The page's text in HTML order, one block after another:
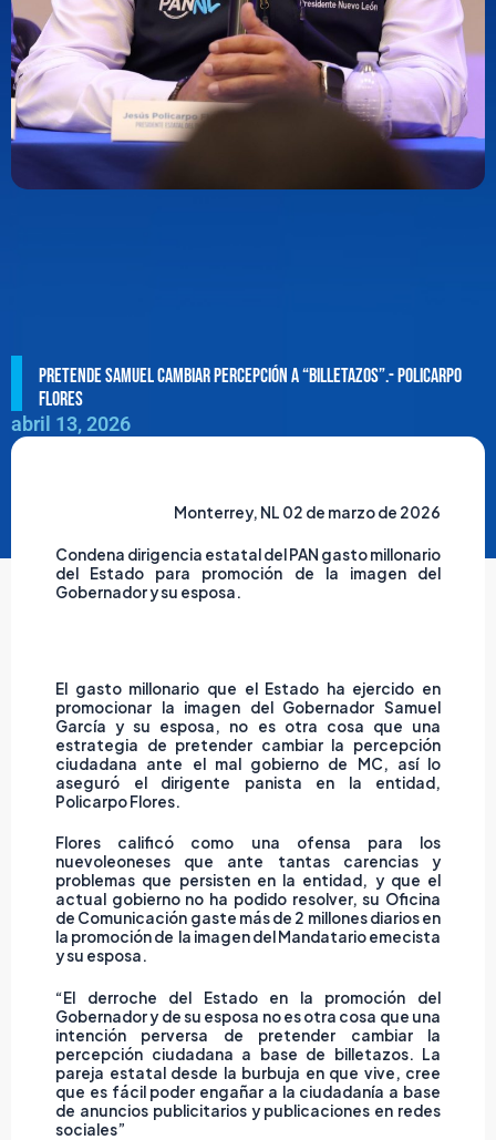
Pretende Samuel cambiar percepción a “billetazos”.- Policarpo
Flores
abril 13, 2026
Monterrey, NL 02 de marzo de 2026
Condena dirigencia estatal del PAN gasto millonario
del Estado para promoción de la imagen del
Gobernador y su esposa.
El gasto millonario que el Estado ha ejercido en
promocionar la imagen del Gobernador Samuel
García y su esposa, no es otra cosa que una
estrategia de pretender cambiar la percepción
ciudadana ante el mal gobierno de MC, así lo
aseguró el dirigente panista en la entidad,
Policarpo Flores.
Flores calificó como una ofensa para los
nuevoleoneses que ante tantas carencias y
problemas que persisten en la entidad, y que el
actual gobierno no ha podido resolver, su Oficina
de Comunicación gaste más de 2 millones diarios en
la promoción de la imagen del Mandatario emecista
y su esposa.
“El derroche del Estado en la promoción del
Gobernador y de su esposa no es otra cosa que una
intención perversa de pretender cambiar la
percepción ciudadana a base de billetazos. La
pareja estatal desde la burbuja en que vive, cree
que es fácil poder engañar a la ciudadanía a base
de anuncios publicitarios y publicaciones en redes
sociales”